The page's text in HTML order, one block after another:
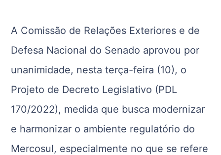
A Comissão de Relações Exteriores e de
Defesa Nacional do Senado aprovou por
unanimidade, nesta terça-feira (10), o
Projeto de Decreto Legislativo (PDL
170/2022), medida que busca modernizar
e harmonizar o ambiente regulatório do
Mercosul, especialmente no que se refere